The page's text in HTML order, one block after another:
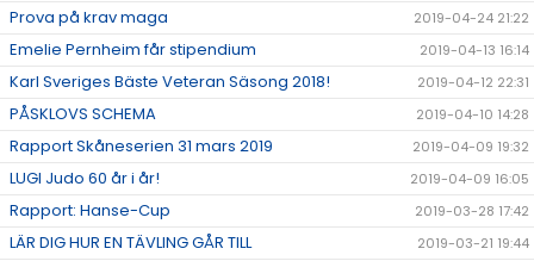
Prova på krav maga 2019-04-24 21:22
Emelie Pernheim får stipendium 2019-04-13 16:14
Karl Sveriges Bäste Veteran Säsong 2018! 2019-04-12 22:31
PÅSKLOVS SCHEMA 2019-04-10 14:28
Rapport Skåneserien 31 mars 2019 2019-04-09 19:32
LUGI Judo 60 år i år! 2019-04-09 16:05
Rapport: Hanse-Cup 2019-03-28 17:42
LÄR DIG HUR EN TÄVLING GÅR TILL 2019-03-21 19:44